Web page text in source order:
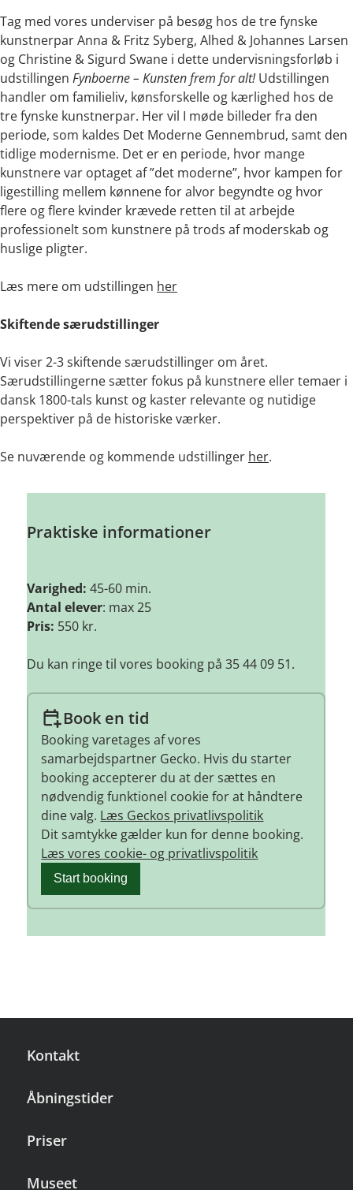
Tag med vores underviser på besøg hos de tre fynske
kunstnerpar Anna & Fritz Syberg, Alhed & Johannes Larsen
og Christine & Sigurd Swane i dette undervisningsforløb i
udstillingen Fynboerne – Kunsten frem for alt!Udstillingen
handler om familieliv, kønsforskelle og kærlighed hos de
tre fynske kunstnerpar. Her vil I møde billeder fra den
periode, som kaldes Det Moderne Gennembrud, samt den
tidlige modernisme. Det er en periode, hvor mange
kunstnere var optaget af ”det moderne”, hvor kampen for
ligestilling mellem kønnene for alvor begyndte og hvor
flere og flere kvinder krævede retten til at arbejde
professionelt som kunstnere på trods af moderskab og
huslige pligter.
Læs mere om udstillingen her
Skiftende særudstillinger
Vi viser 2-3 skiftende særudstillinger om året.
Særudstillingerne sætter fokus på kunstnere eller temaer i
dansk 1800-tals kunst og kaster relevante og nutidige
perspektiver på de historiske værker.
Se nuværende og kommende udstillinger her.
Praktiske informationer
Varighed: 45-60 min.
Antal elever: max 25
Pris: 550 kr.
Du kan ringe til vores booking på 35 44 09 51.
Book en tid
Booking varetages af vores
samarbejdspartner Gecko. Hvis du starter
booking accepterer du at der sættes en
nødvendig funktionel cookie for at håndtere
dine valg. Læs Geckos privatlivspolitik
Dit samtykke gælder kun for denne booking.
Læs vores cookie- og privatlivspolitik
Start booking
Kontakt
Åbningstider
Priser
Museet